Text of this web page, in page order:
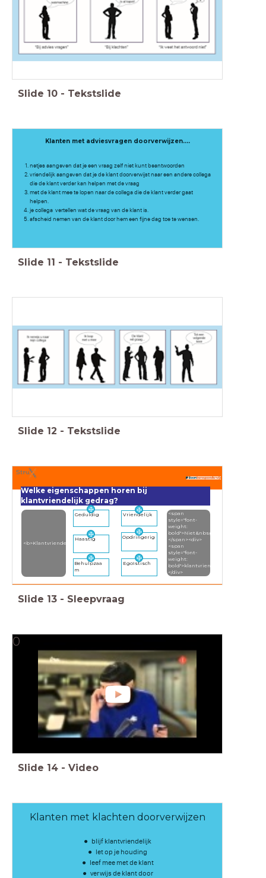
Slide 10 - Tekstslide
Klanten met adviesvragen doorverwijzen....
netjes aangeven dat je een vraag zelf niet kunt beantwoorden
vriendelijk aangeven dat je de klant doorverwijst naar een andere collega
die de klant verder kan helpen met de vraag
met de klant mee te lopen naar de collega die de klant verder gaat
helpen.
je collega vertellen wat de vraag van de klant is.
afscheid nemen van de klant door hem een fijne dag toe te wensen.
Slide 11 - Tekstslide
Slide 12 - Tekstslide
Welke eigenschappen horen bij
klantvriendelijk gedrag?
<b>Klantvriendelijk</b>
<span
style="font-
weight:
bold">Niet&nbsp;
</span><div>
<span
style="font-
weight:
bold">klantvriendelijk</span>
</div>
Geduldig Vriendelijk
Haastig Opdringerig
Behulpzaa
m
Egoïstisch
Slide 13 - Sleepvraag
0
Slide 14 - Video
Klanten met klachten doorverwijzen
blijf klantvriendelijk
let op je houding
leef mee met de klant
verwijs de klant door